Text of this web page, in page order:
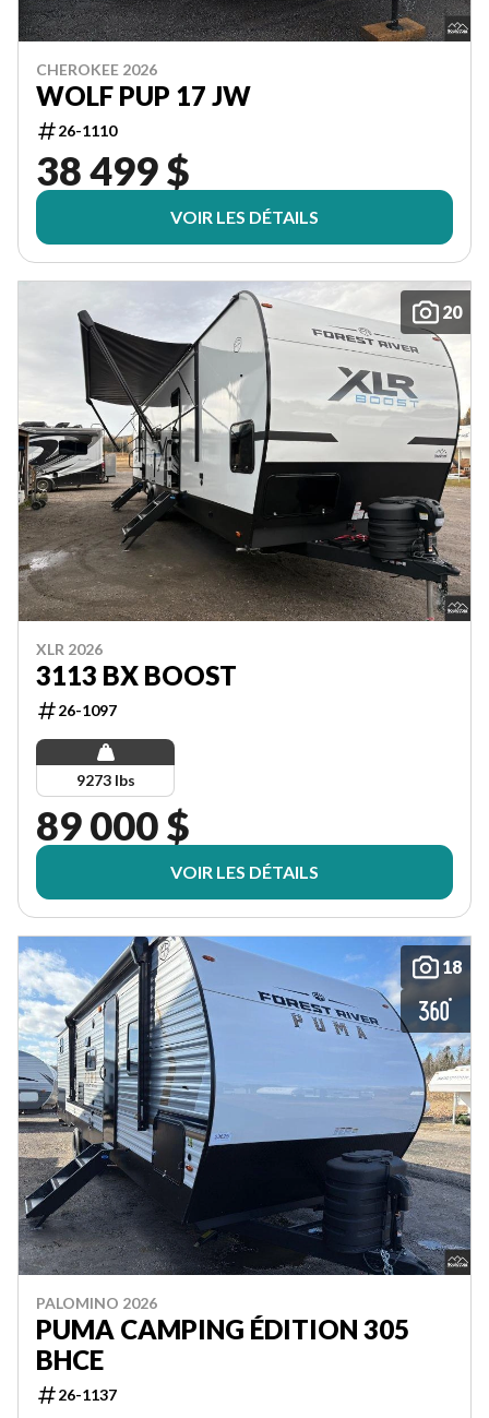
CHEROKEE 2026
WOLF PUP 17 JW
26-1110
38 499 $
VOIR LES DÉTAILS
20
XLR 2026
3113 BX BOOST
26-1097
9273 lbs
89 000 $
VOIR LES DÉTAILS
18
PALOMINO 2026
PUMA CAMPING ÉDITION 305
BHCE
26-1137